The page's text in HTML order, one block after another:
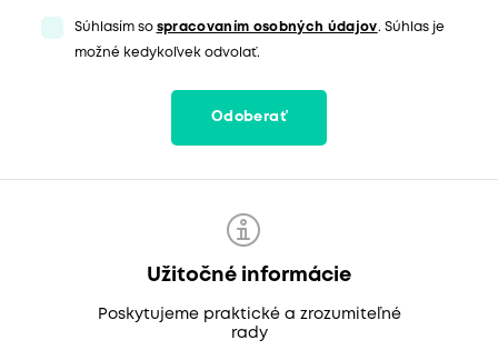
Súhlasím so spracovaním osobných údajov. Súhlas je
možné kedykoľvek odvolať.
Odoberať
Užitočné informácie
Poskytujeme praktické a zrozumiteľné
rady